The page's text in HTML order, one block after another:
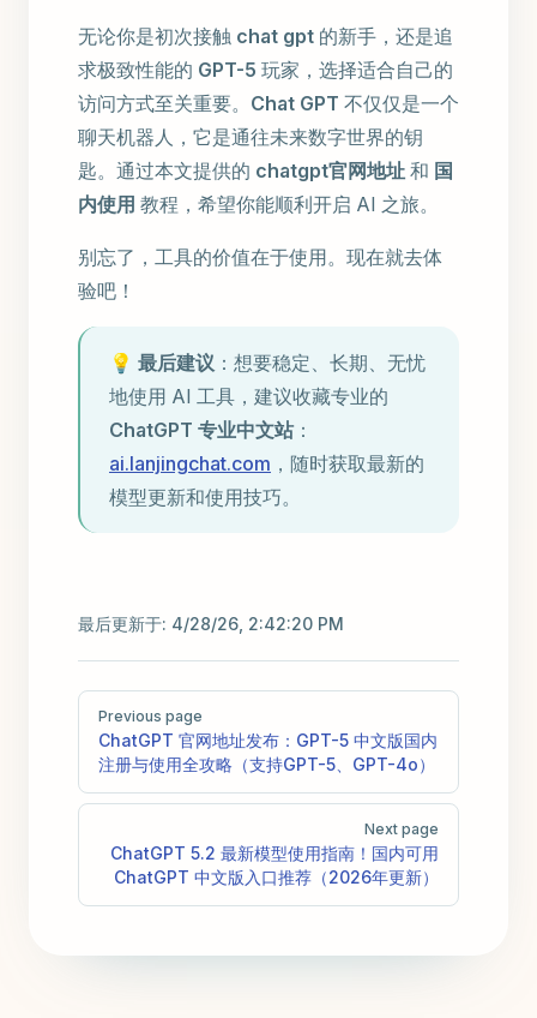
无论你是初次接触 chat gpt 的新手，还是追
求极致性能的 GPT-5 玩家，选择适合自己的
访问方式至关重要。 Chat GPT 不仅仅是一个
聊天机器人，它是通往未来数字世界的钥
匙。通过本文提供的 chatgpt官网地址 和 国
内使用 教程，希望你能顺利开启 AI 之旅。
别忘了，工具的价值在于使用。现在就去体
验吧！
💡 最后建议 ：想要稳定、长期、无忧
地使用 AI 工具，建议收藏专业的
ChatGPT 专业中文站：
ai.lanjingchat.com ，随时获取最新的
模型更新和使用技巧。
最后更新于: 4/28/26, 2:42:20 PM
Pager
Previous page
ChatGPT 官网地址发布：GPT-5 中文版国内
注册与使用全攻略（支持GPT-5、GPT-4o）
Next page
ChatGPT 5.2 最新模型使用指南！国内可用
ChatGPT 中文版入口推荐（2026年更新）